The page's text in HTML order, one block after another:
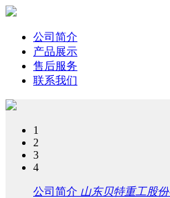
公司简介
产品展示
售后服务
联系我们
1
2
3
4
公司简介 山东贝特重工股